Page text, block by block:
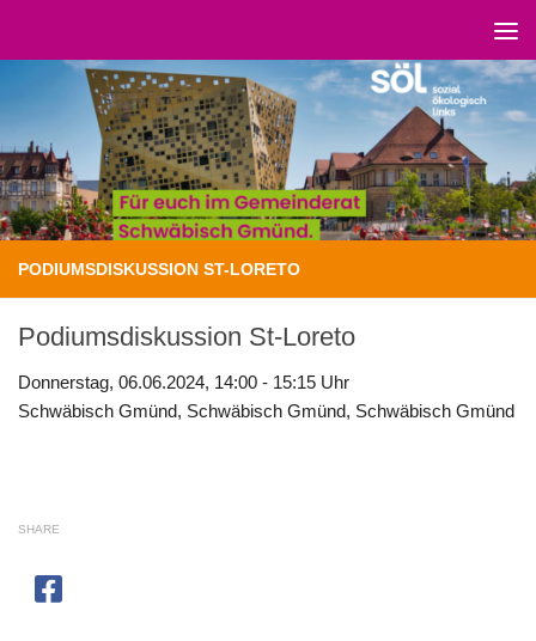
PODIUMSDISKUSSION ST-LORETO
Podiumsdiskussion St-Loreto
Donnerstag, 06.06.2024, 14:00 - 15:15 Uhr
Schwäbisch Gmünd, Schwäbisch Gmünd, Schwäbisch Gmünd
SHARE